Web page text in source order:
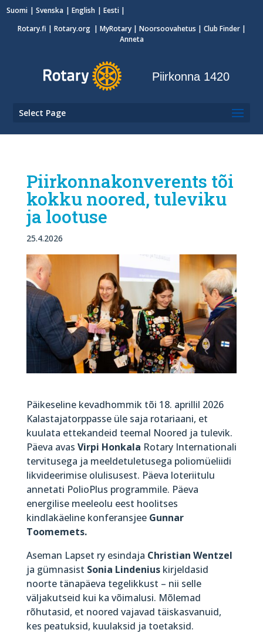
Suomi Svenska English
Eesti
Rotary.fi | Rotary.org | MyRotary| Noorsoovahetus | Club Finder|
Anneta
Piirkonna 1420
Select Page
Piirkonnakonverents tõi
kokku noored, tuleviku
ja lootuse
25.4.2026
Päikeseline kevadhommik tõi 18. aprillil 2026
Kalastajatorppasse üle saja rotariaani, et
kuulata ettekandeid teemal Noored ja tulevik.
Päeva avas Virpi Honkala Rotary Internationali
tervitusega ja meeldetuletusega poliomüeliidi
likvideerimise olulisusest. Päeva loteriitulu
annetati PolioPlus programmile. Päeva
energilise meeleolu eest hoolitses
kindlakäeline konferansjee Gunnar
Toomemets.
Aseman Lapset ry esindaja Christian Wentzel
ja gümnasist Sonia Lindeniuskirjeldasid
noorte tänapäeva tegelikkust – nii selle
väljakutseid kui ka võimalusi. Mõlemad
rõhutasid, et noored vajavad täiskasvanuid,
kes peatuksid, kuulaksid ja toetaksid.